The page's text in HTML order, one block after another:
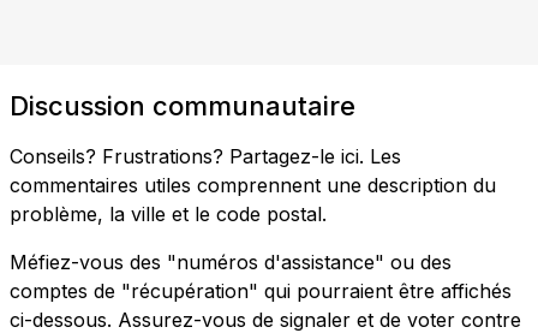
Discussion communautaire
Conseils? Frustrations? Partagez-le ici. Les
commentaires utiles comprennent une description du
problème, la ville et le code postal.
Méfiez-vous des "numéros d'assistance" ou des
comptes de "récupération" qui pourraient être affichés
ci-dessous. Assurez-vous de signaler et de voter contre